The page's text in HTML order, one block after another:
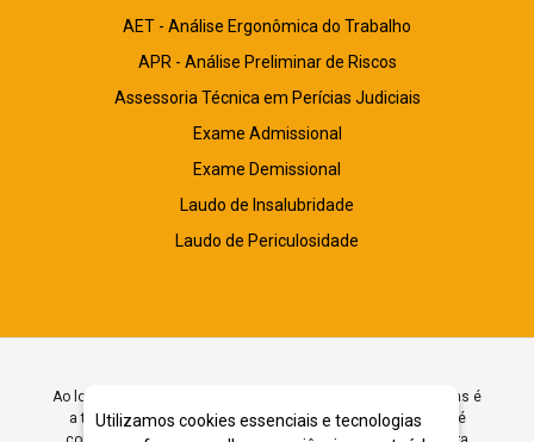
AET - Análise Ergonômica do Trabalho
APR - Análise Preliminar de Riscos
Assessoria Técnica em Perícias Judiciais
Exame Admissional
Exame Demissional
Laudo de Insalubridade
Laudo de Periculosidade
Ao longo da vida, experimentamos diversas fases e uma delas é
a tão comentada terceira idade. Mas você sabe que idade é
Utilizamos cookies essenciais e tecnologias